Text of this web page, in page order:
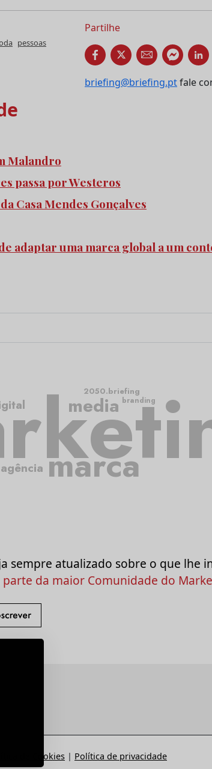
pessoas
Partilhe
briefing@briefing.ptfale
Malandro
passa por Westeros
Casa Mendes Gonçalves
adaptar uma marca global a um
marca
media
agência
2050.briefing
branding
sempre atualizado sobre o que lhe
parte da maior Comunidade do
de Cookies | Política de privacidade